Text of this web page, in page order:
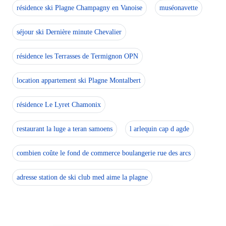
EQUIPEMENTS : Chauffage electrique, réfrigérateur,
A NOTER : acces par escalier exterieur
ANNEXES : 1 garage privatif
SERVICES INCLUS HIVER/ETE :
Ménage fin de séjour
En option, sur demande : Linge de maison (draps,
À votre arrivée : Produits d'accueil ménage et SDB.
Prestations optionnelles à régler sur place et à
Lit bébé : 30.0 €.
Chaise bébé : 20.0 €.
Kit lit double+ 2 kit de 2 serviettes : 45.0 €.
Tapis de bain : 8.0 €.
résidence ski Plagne Champagny en Vanoise muséonavette
séjour ski Dernière minute Chevalier
résidence les Terrasses de Termignon OPN
location appartement ski Plagne Montalbert
résidence Le Lyret Chamonix
restaurant la luge a teran samoens l arlequin cap d agde
combien coûte le fond de commerce boulangerie rue des arcs
adresse station de ski club med aime la plagne